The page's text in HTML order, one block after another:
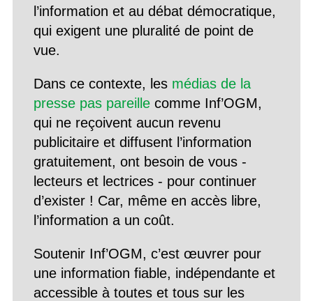
l’information et au débat démocratique,
qui exigent une pluralité de point de
vue.
Dans ce contexte, les médias de la
presse pas pareillecomme Inf’OGM,
qui ne reçoivent aucun revenu
publicitaire et diffusent l’information
gratuitement, ont besoin de vous -
lecteurs et lectrices - pour continuer
d’exister ! Car, même en accès libre,
l’information a un coût.
Soutenir Inf’OGM, c’est œuvrer pour
une information fiable, indépendante et
accessible à toutes et tous sur les